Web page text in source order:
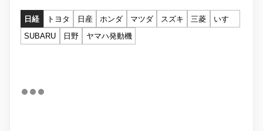
日経 トヨタ 日産 ホンダ マツダ スズキ 三菱
いすゞ
SUBARU
日野 ヤマハ発動機